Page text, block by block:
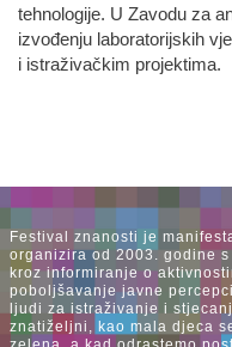
tehnologije. U Zavodu za
izvođenju laboratorijskih
i istraživačkim projektima.
Festival znanosti je
organizira od 2003. godine
kroz informiranje o
poboljšavanje javne
ljudi za istraživanje i
znatiželjni, kao mala djeca